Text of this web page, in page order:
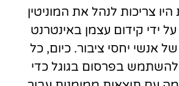
צריכות לנהל את המוניטין
ידי קידום עצמן באינטרנט
אנשי יחסי ציבור. כיום, כל
בפרסום בגוגל כדי